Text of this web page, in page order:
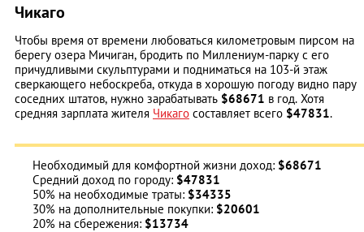
Чикаго
Чтобы время от времени любоваться километровым пирсом на
берегу озера Мичиган, бродить по Миллениум-парку с его
причудливыми скульптурами и подниматься на 103-й этаж
сверкающего небоскреба, откуда в хорошую погоду видно пару
соседних штатов, нужно зарабатывать $68671 в год. Хотя
средняя зарплата жителя Чикаго составляет всего $47831.
Необходимый для комфортной жизни доход: $68671
Средний доход по городу: $47831
50% на необходимые траты: $34335
30% на дополнительные покупки: $20601
20% на сбережения: $13734